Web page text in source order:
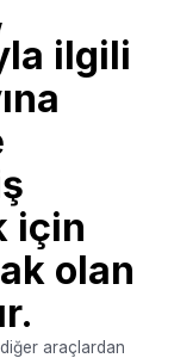
ilgili
için
olan
araçlardan